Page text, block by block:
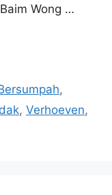
Wong …
,
, Verhoeven,